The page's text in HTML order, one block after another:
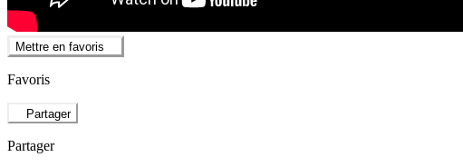
Mettre en favoris
Favoris
Partager
Partager